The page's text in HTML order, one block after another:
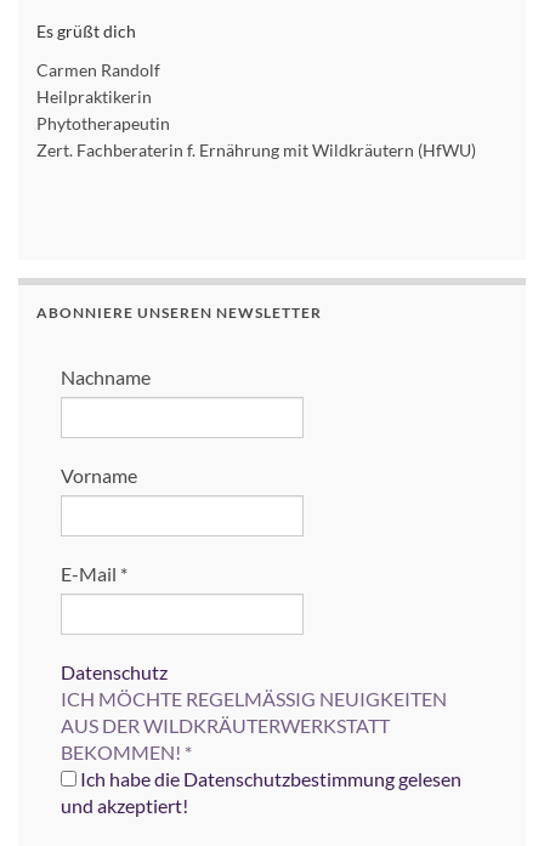
Es grüßt dich
Carmen Randolf
Heilpraktikerin
Phytotherapeutin
Zert. Fachberaterin f. Ernährung mit Wildkräutern (HfWU)
ABONNIERE UNSEREN NEWSLETTER
Nachname
Vorname
E-Mail *
Datenschutz
ICH MÖCHTE REGELMÄSSIG NEUIGKEITEN
AUS DER WILDKRÄUTERWERKSTATT
BEKOMMEN! *
Ich habe die Datenschutzbestimmung gelesen
und akzeptiert!